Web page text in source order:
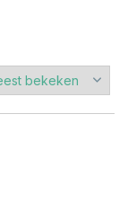
aanmaken
aanmaken